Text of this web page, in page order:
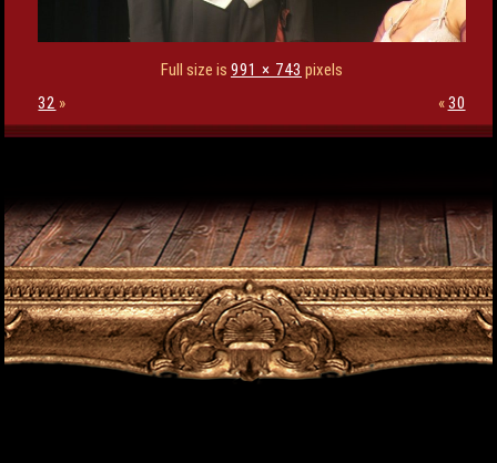
Full size is 991 × 743 pixels
32 » «30